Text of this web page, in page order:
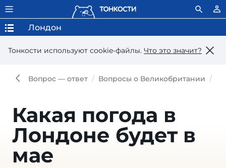
Тонкости используют сookie-файлы. Что это значит?
Лондон
Вопрос — ответ Вопросы о Великобритании
Какая погода в
Лондоне будет в
мае